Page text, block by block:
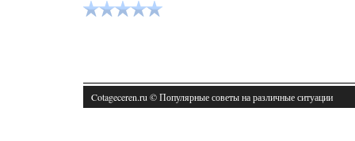
Cotageceren.ru © Популярные советы на различные ситуации